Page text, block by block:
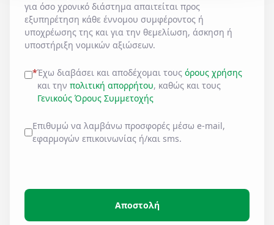
για όσο χρονικό διάστημα απαιτείται προς
εξυπηρέτηση κάθε έννομου συμφέροντος ή
υποχρέωσης της και για την θεμελίωση, άσκηση ή
υποστήριξη νομικών αξιώσεων.
*Έχω διαβάσει και αποδέχομαι τους όρους χρήσης
και την πολιτική απορρήτου, καθώς και τους
Γενικούς Όρους Συμμετοχής
Επιθυμώ να λαμβάνω προσφορές μέσω e-mail,
εφαρμογών επικοινωνίας ή/και sms.
Αποστολή